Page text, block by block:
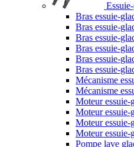
Bras essuie-
Bras essuie-
Bras essuie-
Bras essuie-
Bras essuie-
Bras essuie-
Mécanisme
Mécanisme
Moteur essuie-
Moteur essuie-
Moteur essuie-
Moteur essuie-
Pompe lave